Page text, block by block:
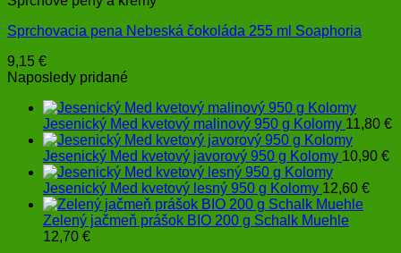
Sprchovacia pena Nebeská čokoláda 255 ml Soaphoria
9,15 €
Naposledy pridané
Jesenický Med kvetový malinový 950 g Kolomy 11,80 €
Jesenický Med kvetový javorový 950 g Kolomy 10,90 €
Jesenický Med kvetový lesný 950 g Kolomy 12,60 €
Zelený jačmeň prášok BIO 200 g Schalk Muehle
12,70 €